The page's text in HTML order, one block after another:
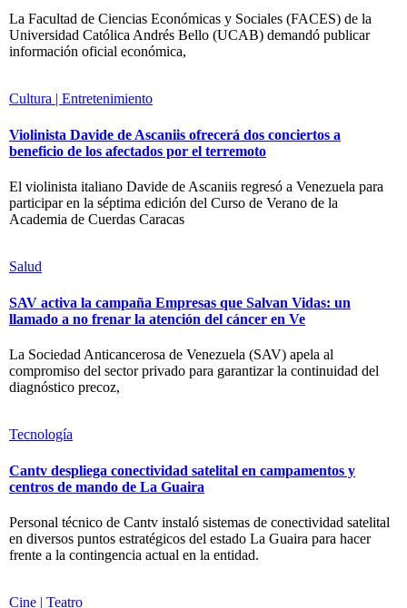
La Facultad de Ciencias Económicas y Sociales (FACES) de la
Universidad Católica Andrés Bello (UCAB) demandó publicar
información oficial económica,
Cultura | Entretenimiento
Violinista Davide de Ascaniis ofrecerá dos conciertos a
beneficio de los afectados por el terremoto
El violinista italiano Davide de Ascaniis regresó a Venezuela para
participar en la séptima edición del Curso de Verano de la
Academia de Cuerdas Caracas
Salud
SAV activa la campaña Empresas que Salvan Vidas: un
llamado a no frenar la atención del cáncer en Ve
La Sociedad Anticancerosa de Venezuela (SAV) apela al
compromiso del sector privado para garantizar la continuidad del
diagnóstico precoz,
Tecnología
Cantv despliega conectividad satelital en campamentos y
centros de mando de La Guaira
Personal técnico de Cantv instaló sistemas de conectividad satelital
en diversos puntos estratégicos del estado La Guaira para hacer
frente a la contingencia actual en la entidad.
Cine | Teatro